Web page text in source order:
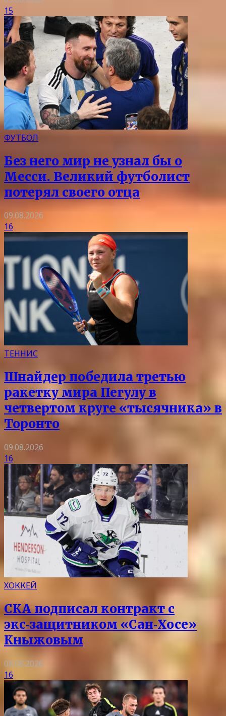
15
ФУТБОЛ
Без него мир не узнал бы о
Месси. Великий футболист
потерял своего отца
09.08.2026
16
ТЕННИС
Шнайдер победила третью
ракетку мира Пегулу в
четвертом круге «тысячника» в
Торонто
09.08.2026
16
ХОККЕЙ
СКА подписал контракт с
экс‑защитником «Сан‑Хосе»
Кныжовым
08.08.2026
16